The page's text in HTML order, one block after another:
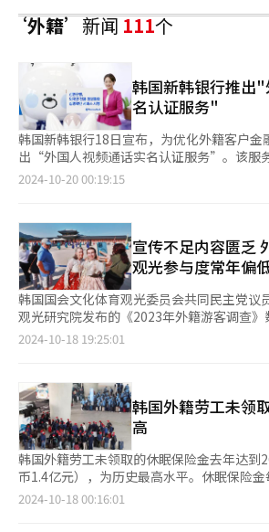
‘外籍’新闻111个
韩国新韩银行推出
名认证服务"
韩国新韩银行18日宣布，为优化外籍客户金
出“外国人视频通话实名认证服务”。该服
的外籍客户通过“新韩SOL Bank”应用程序
用“外国人视频通话实名认证服务”时，客
厅，与银行员工进行视频通话，简化实名认
支持15种语言，包括英语、中文和越南语等
月起，新韩银行为在韩居住的外籍客户提供
等服务。预计通过此次推出的服务，新韩银
户开户便利水平。 韩国银行为吸引外籍客户在差异化服务保持积
极努力。新韩银行负责人表示：“希望此次
籍客户更轻松、更便捷地开设账户。今后，
新韩银行于本月18日推出”外国人视频通话
片提供 新韩银行】
2024-10-20 00:19:15
宣传不足内容匮乏
观光参与度常年偏
韩国国会文化体育观光委员会共同民主党议
观光研究院发布的《2023年外籍游客调查
客赴韩旅游的主要活动中，“参观古宫或历
76.8%，感受自然59.5%，参观古宫或历史
馆或展览馆22.6%（多选）。疫情结束后的
主要活动参与顺序为购物扫货78.3%，美食
51%，参观古宫或历史遗址40.4%，参观博
外籍游客对韩国旅游的整体满意度从2019
年的97.1%。从活动分类来看，感受自然的
古宫或历史遗址为96%，美食探店为95.7%
的满意度高于美食探店。 参观古宫或历史遗址的满意度较高，但
2024-10-18 19:25:01
韩国外籍劳工未领
高
韩国外籍劳工未领取的休眠保险金去年达到
币1.4亿元），为历史最高水平。休眠保险
也相当大，对此专家建议尽快找到适当的用途。 国会环境劳
2024-10-18 00:16:01